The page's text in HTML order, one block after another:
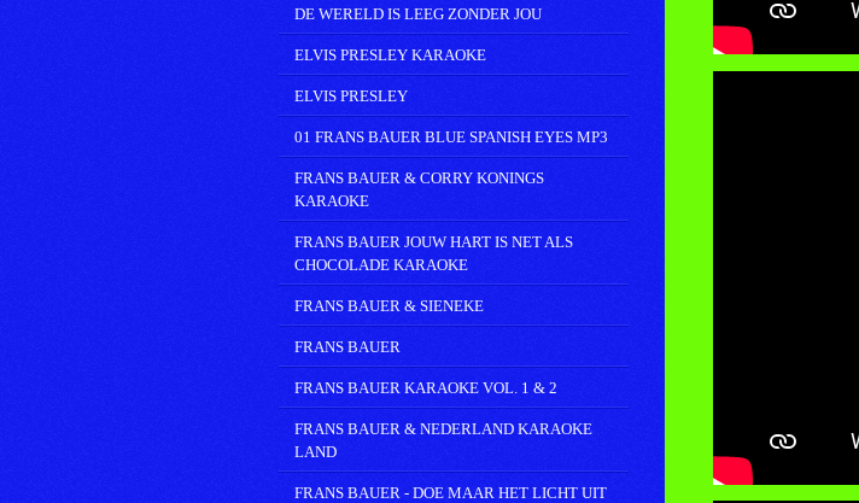
DE WERELD IS LEEG ZONDER JOU
ELVIS PRESLEY KARAOKE
ELVIS PRESLEY
01 FRANS BAUER BLUE SPANISH EYES MP3
FRANS BAUER & CORRY KONINGS
KARAOKE
FRANS BAUER JOUW HART IS NET ALS
CHOCOLADE KARAOKE
FRANS BAUER & SIENEKE
FRANS BAUER
FRANS BAUER KARAOKE VOL. 1 & 2
FRANS BAUER & NEDERLAND KARAOKE
LAND
FRANS BAUER - DOE MAAR HET LICHT UIT